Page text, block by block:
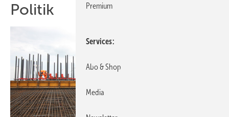
Politik
Premium
Services
Abo & Shop
Media